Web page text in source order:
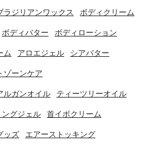
ラジリアンワックス ボディクリーム
ボディバター ボディローション
ム アロエジェル シアバター
ゾーンケア
ルガンオイル ティーツリーオイル
ングジェル 首イボクリーム
ッズ エアーストッキング